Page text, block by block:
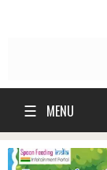
☰ MENU